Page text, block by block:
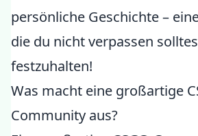
persönliche Geschichte –
die du nicht verpassen
festzuhalten!
Was macht eine großartige
Community aus?